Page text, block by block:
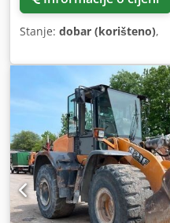
Stanje: dobar (korišteno),